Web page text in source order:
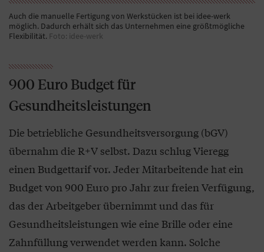
Auch die manuelle Fertigung von Werkstücken ist bei idee-werk
möglich. Dadurch erhält sich das Unternehmen eine größtmögliche
Flexibilität. Foto: idee-werk
900 Euro Budget für
Gesundheitsleistungen
Die betriebliche Gesundheitsversorgung (bGV)
übernahm die R+V selbst. Dazu schlug Vieregg
einen Budgettarif vor. Jeder Mitarbeitende hat ein
Budget von 900 Euro pro Jahr zur freien Verfügung,
das der Arbeitgeber übernimmt und das für
Gesundheitsleistungen wie eine Brille oder eine
Zahnfüllung verwendet werden kann. Solche